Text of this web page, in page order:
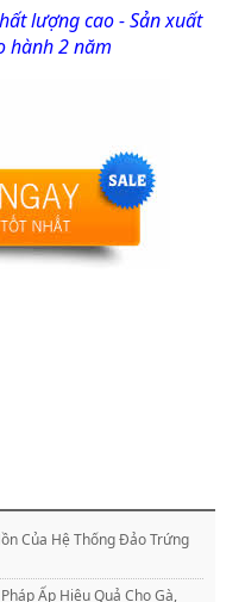
lượng cao - Sản xuất
hành 2 năm
Của Hệ Thống Đảo Trứng
Ấp Hiệu Quả Cho Gà,